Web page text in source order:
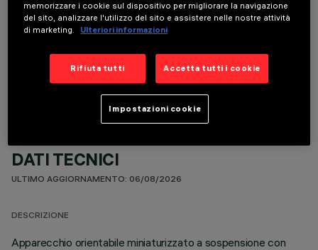
COMPONENTI OPZIONALI
DATI TECNICI
ULTIMO AGGIORNAMENTO: 06/08/2026
DESCRIZIONE
Apparecchio orientabile miniaturizzato a sospensione con
memorizzare i cookie sul dispositivo per migliorare la navigazione
del sito, analizzare l'utilizzo del sito e assistere nelle nostre attività
di marketing.
Ulteriori informazioni
Rifiuta tutti Accetta tutti i cookie
Impostazioni cookie